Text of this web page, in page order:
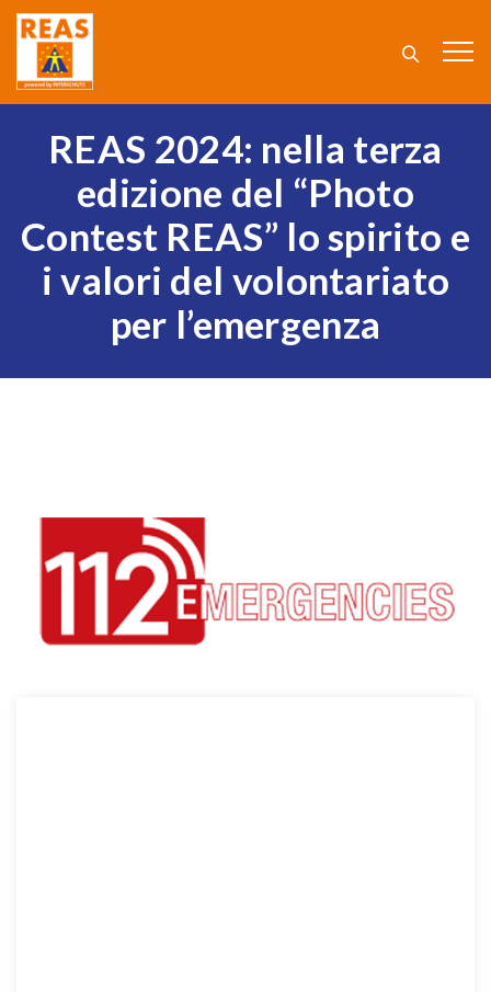
REAS 2024: nella terza
edizione del “Photo
Contest REAS” lo spirito e
i valori del volontariato
per l’emergenza